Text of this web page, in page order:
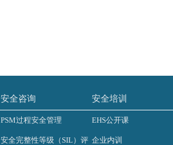
安全咨询
PSM过程安全管理
安全完整性等级（SIL）评
安全培训
EHS公开课
企业内训